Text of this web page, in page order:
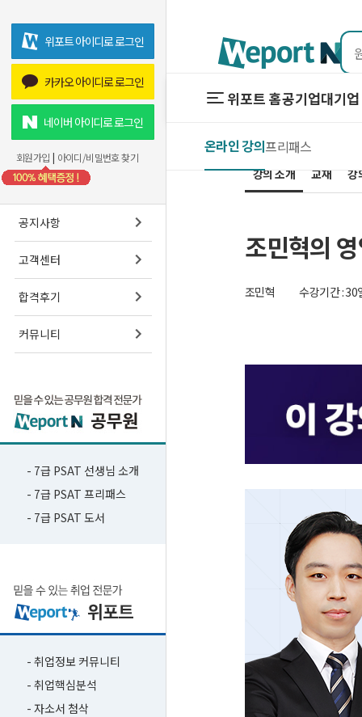
위포트 아이디로 로그인
카카오 아이디로 로그인
네이버 아이디로 로그인
회원가입 | 아이디/비밀번호 찾기
공지사항
고객센터
합격후기
커뮤니티
- 7급 PSAT 선생님 소개
- 7급 PSAT 프리패스
- 7급 PSAT 도서
- 취업정보 커뮤니티
- 취업핵심분석
- 자소서 첨삭
위포트 홈공기업대기
온라인 강의프리패스
프리패스
스마트학
강의 소개 교재 강
조민혁의
조민혁 수강기간 : 30